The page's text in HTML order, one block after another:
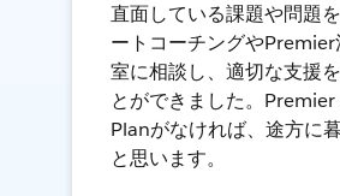
直面している課題や問題
ートコーチングやPremier
室に相談し、適切な支援
とができました。Premier
Planがなければ、途方に
と思います。